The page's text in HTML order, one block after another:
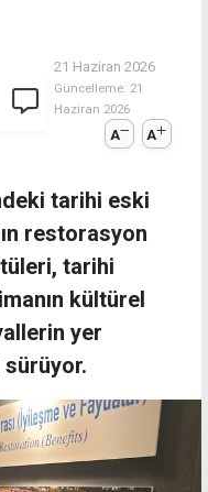
21 Haziran 2026
Güncelleme: 21
Haziran 2026
A A
tarihi eski
restorasyon
tarihi
kültürel
yer
sürüyor.